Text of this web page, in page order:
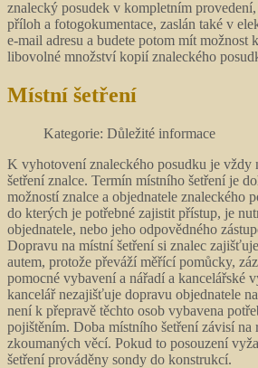
znalecký posudek v kompletním
příloh a fotogokumentace, zaslán také v
e-mail adresu a budete potom mít
libovolné množství kopií znaleckého
Místní šetření
Kategorie: Důležité informace
K vyhotovení znaleckého posudku je vždy
šetření znalce. Termín místního šetření je
možností znalce a objednatele znaleckého
do kterých je potřebné zajistit přístup, je
objednatele, nebo jeho odpovědného
Dopravu na místní šetření si znalec
autem, protože převáží měřící pomůcky,
pomocné vybavení a nářadí a kancelářské
kancelář nezajišťuje dopravu objednatele
není k přepravě těchto osob vybavena
pojištěním. Doba místního šetření závisí na
zkoumaných věcí. Pokud to posouzení
šetření prováděny sondy do konstrukcí.